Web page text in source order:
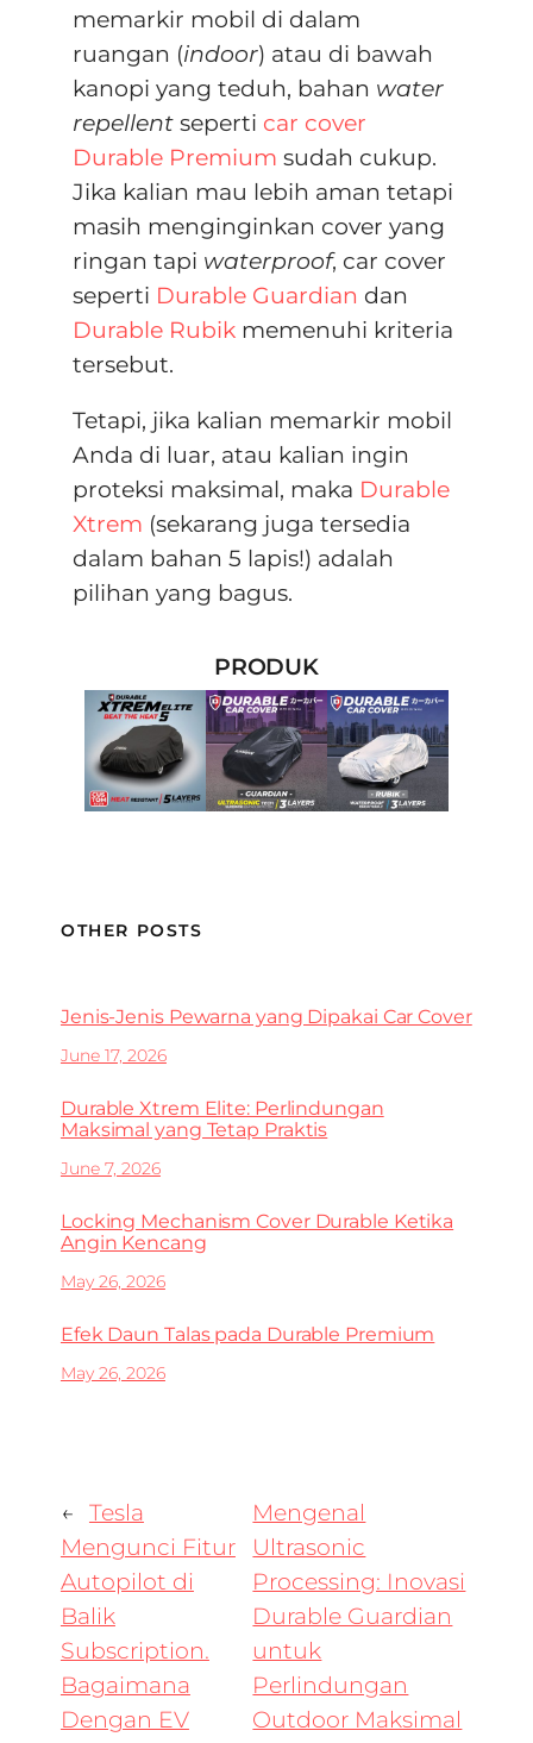
memarkir mobil di dalam
ruangan (indoor) atau di bawah
kanopi yang teduh, bahan water
repellentseperti car cover
Durable Premium sudah cukup.
Jika kalian mau lebih aman tetapi
masih menginginkan cover yang
ringan tapi waterproof, car cover
seperti Durable Guardian dan
Durable Rubikmemenuhi kriteria
tersebut.
Tetapi, jika kalian memarkir mobil
Anda di luar, atau kalian ingin
proteksi maksimal, maka Durable
Xtrem (sekarang juga tersedia
dalam bahan 5 lapis!) adalah
pilihan yang bagus.
PRODUK
OTHER POSTS
Jenis-Jenis Pewarna yang Dipakai Car Cover
June 17, 2026
Durable Xtrem Elite: Perlindungan
Maksimal yang Tetap Praktis
June 7, 2026
Locking Mechanism Cover Durable Ketika
Angin Kencang
May 26, 2026
Efek Daun Talas pada Durable Premium
May 26, 2026
←
Tesla
Mengunci Fitur
Autopilot di
Balik
Subscription.
Bagaimana
Dengan EV
Mengenal
Ultrasonic
Processing: Inovasi
Durable Guardian
untuk
Perlindungan
Outdoor Maksimal